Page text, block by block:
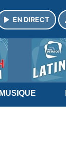
EN DIRECT
MUSIQUE